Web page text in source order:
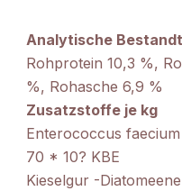
Analytische
Rohprotein 10,3 %,
%, Rohasche 6,9 %
Zusatzstoffe je kg
Enterococcus
70 * 10? KBE
Kieselgur -